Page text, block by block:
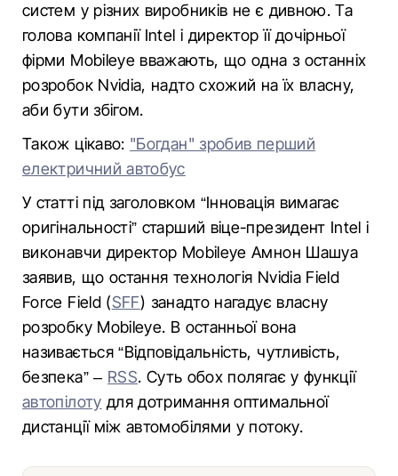
систем у різних виробників не є дивною. Та
голова компанії Intel і директор її дочірньої
фірми Mobileye вважають, що одна з останніх
розробок Nvidia, надто схожий на їх власну,
аби бути збігом.
Також цікаво: "Богдан" зробив перший
електричний автобус
У статті під заголовком “Інновація вимагає
оригінальності” старший віце-президент Intel і
виконавчи директор Mobileye Амнон Шашуа
заявив, що остання технологія Nvidia Field
Force Field (SFF) занадто нагадує власну
розробку Mobileye. В останньої вона
називається “Відповідальність, чутливість,
безпека” – RSS. Суть обох полягає у функції
автопілоту для дотримання оптимальної
дистанції між автомобілями у потоку.